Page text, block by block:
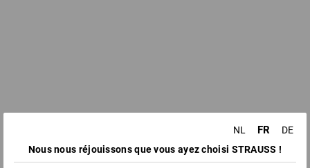
NL FR
DE
Nous nous réjouissons que vous ayez choisi STRAUSS !